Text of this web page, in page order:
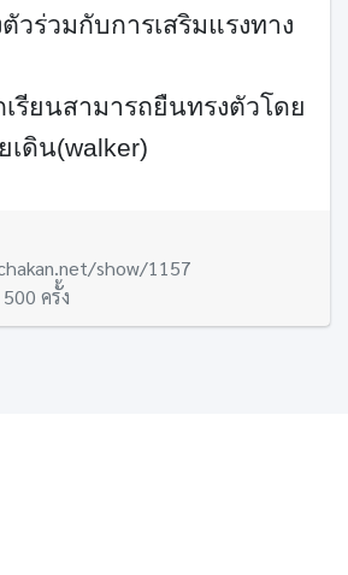
วร่วมกับการเสริมแรงทาง
สามารถยืนทรงตัวโดย
เดิน(walker)
show/1157
ครั้ง